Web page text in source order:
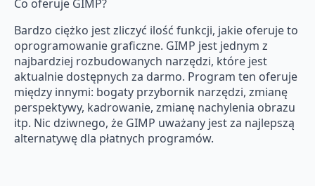
Co oferuje GIMP?
Bardzo ciężko jest zliczyć ilość funkcji, jakie oferuje to
oprogramowanie graficzne. GIMP jest jednym z
najbardziej rozbudowanych narzędzi, które jest
aktualnie dostępnych za darmo. Program ten oferuje
między innymi: bogaty przybornik narzędzi, zmianę
perspektywy, kadrowanie, zmianę nachylenia obrazu
itp. Nic dziwnego, że GIMP uważany jest za najlepszą
alternatywę dla płatnych programów.